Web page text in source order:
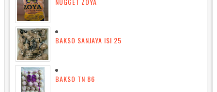
BAKSO SANJAYA ISI 25
BAKSO TN 86